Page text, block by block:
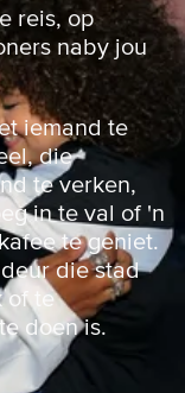
reis, op
naby jou
iemand te
die
te verken,
in te val of 'n
te geniet.
die stad
of te
doen is.